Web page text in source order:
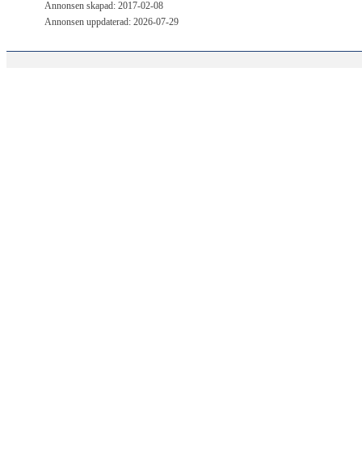
Annonsen skapad: 2017-02-08
Annonsen uppdaterad: 2026-07-29